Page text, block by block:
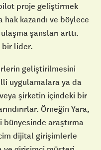
proje geliştirmek
hak kazandı ve böylece
şansları arttı.
bir lider.
geliştirilmesini
uygulamalara ya da
şirketin içindeki bir
Örneğin Yara,
bünyesinde araştırma
dijital girişimlerle